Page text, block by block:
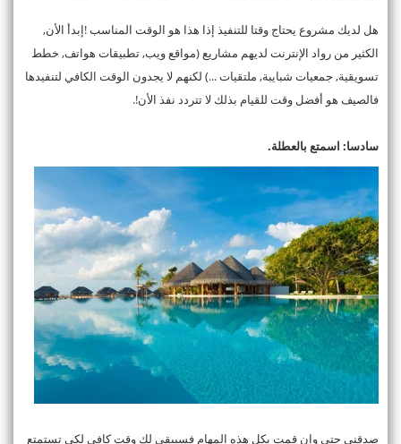
هل لديك مشروع يحتاج وقتا للتنفيذ إذا هذا هو الوقت المناسب !إبدأ الأن,
الكثير من رواد الإنترنت لديهم مشاريع (مواقع ويب, تطبيقات هواتف, خطط
تسويقية, جمعيات شبايبة, ملتقيات ...) لكنهم لا يجدون الوقت الكافي لتنفيدها
فالصيف هو أفضل وقت للقيام بذلك لا تتردد نفذ الأن!.
سادسا: اسمتع بالعطلة.
صدقني حتى وإن قمت بكل هذه المهام فسيبقى لك وقت كافي لكي تستمتع